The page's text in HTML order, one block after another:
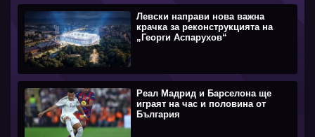
Левски направи нова важна
крачка за реконструкцията на
„Георги Аспарухов“
Реал Мадрид и Барселона ще
играят на час и половина от
България